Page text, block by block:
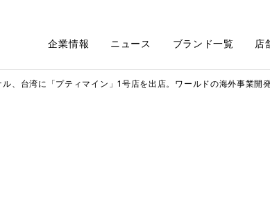
企業情報 ニュース ブランド一覧 店
、台湾に「プティマイン」1号店を出店。ワールドの海外事業開